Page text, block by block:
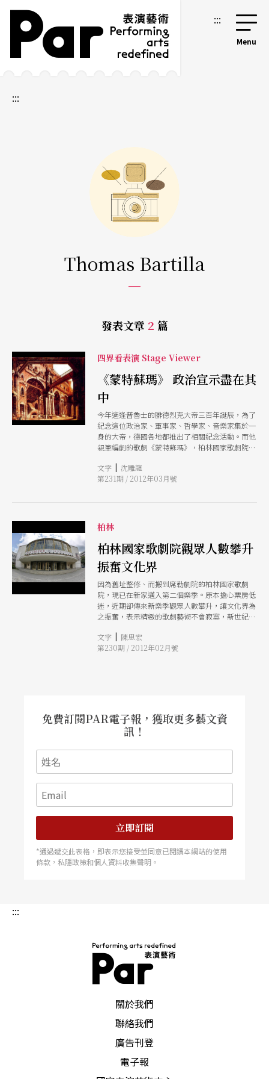
跳到主要內容區塊
網站導覽 :::
:::
Thomas Bartilla
發表文章 2 篇
四界看表演 Stage Viewer
《蒙特蘇瑪》 政治宣示盡在其
中
今年適逢普魯士的腓德烈克大帝三百年誕辰，為了
紀念這位政治家、軍事家、哲學家、音樂家集於一
身的大帝，德國各地都推出了相關紀念活動。而他
親筆編劇的歌劇《蒙特蘇瑪》，柏林國家歌劇院也
識腓德烈克大帝是如何結合音樂與他的王朝。
文字 | 沈雕龍
第231期 / 2012年03月號
柏林
柏林國家歌劇院觀眾人數攀升
振奮文化界
因為舊址整修、而搬到席勒劇院的柏林國家歌劇
院，現已在新家邁入第二個樂季。原本擔心票房低
迷，近期卻傳來新樂季觀眾人數攀升，讓文化界為
之振奮，表示精緻的歌劇藝術不會寂寞，新世紀仍
文字 | 陳思宏
第230期 / 2012年02月號
免費訂閱PAR電子報，獲取更多藝文資
訊！
立即訂閱
*通過遞交此表格，即表示您接受並同意已閱讀本網站的使用
條款，私隱政策和個人資料收集聲明。
:::
關於我們
聯絡我們
廣告刊登
電子報